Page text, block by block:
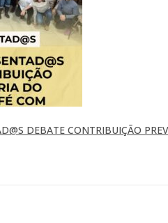
DEBATE CONTRIBUIÇÃO